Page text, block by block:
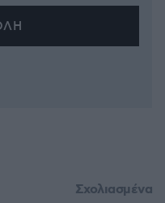
Σχολιασμένα